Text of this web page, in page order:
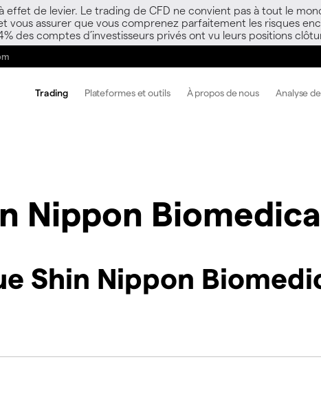
effet de levier. Le trading de CFD ne convient pas à tout le
vous assurer que vous comprenez parfaitement les risques
des comptes d’investisseurs privés ont vu leurs positions
Trading Plateformes et outils À propos de nous Analyse
Nippon
Shin Nippon